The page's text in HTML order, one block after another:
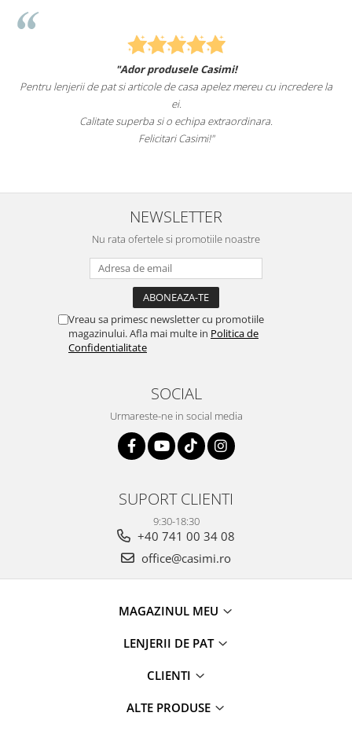
"Ador produsele Casimi!
Pentru lenjerii de pat si articole de casa apelez mereu cu incredere la
ei.
Calitate superba si o echipa extraordinara.
Felicitari Casimi!"
NEWSLETTER
Nu rata ofertele si promotiile noastre
Vreau sa primesc newsletter cu promotiile
magazinului. Afla mai multe in Politica de
Confidentialitate
SOCIAL
Urmareste-ne in social media
SUPORT CLIENTI
9:30-18:30
+40 741 00 34 08
office@casimi.ro
MAGAZINUL MEU
LENJERII DE PAT
CLIENTI
ALTE PRODUSE